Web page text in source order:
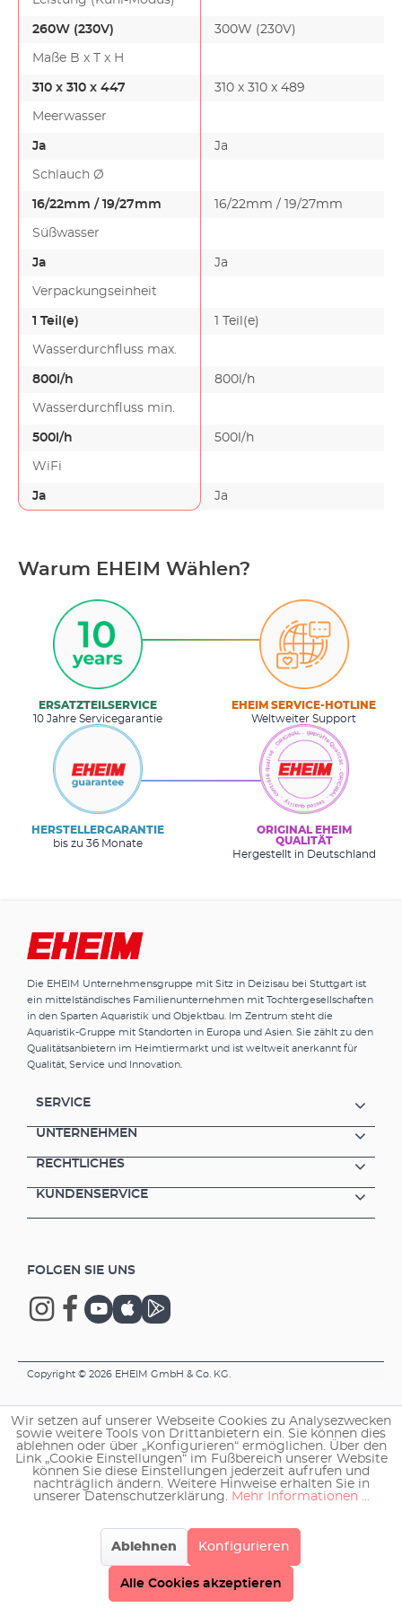
260W (230V) 300W (230V)
Maße B x T x H
310 x 310 x 447 310 x 310 x 489
Meerwasser
Ja Ja
Schlauch Ø
16/22mm / 19/27mm 16/22mm / 19/27mm
Süßwasser
Ja Ja
Verpackungseinheit
1 Teil(e) 1 Teil(e)
Wasserdurchfluss max.
800l/h 800l/h
Wasserdurchfluss min.
500l/h 500l/h
WiFi
Ja Ja
Warum EHEIM Wählen?
ERSATZTEILSERVICE
10 Jahre Servicegarantie
EHEIM SERVICE-HOTLINE
Weltweiter Support
HERSTELLERGARANTIE
bis zu 36 Monate
ORIGINAL EHEIM
QUALITÄT
Hergestellt in Deutschland
Die EHEIM Unternehmensgruppe mit Sitz in Deizisau bei Stuttgart ist
ein mittelständisches Familienunternehmen mit Tochtergesellschaften
in den Sparten Aquaristik und Objektbau. Im Zentrum steht die
Aquaristik-Gruppe mit Standorten in Europa und Asien. Sie zählt zu den
Qualitätsanbietern im Heimtiermarkt und ist weltweit anerkannt für
Qualität, Service und Innovation.
SERVICE
UNTERNEHMEN
RECHTLICHES
KUNDENSERVICE
FOLGEN SIE UNS
Copyright © 2026 EHEIM GmbH & Co. KG.
Wir setzen auf unserer Webseite Cookies zu Analysezwecken
sowie weitere Tools von Drittanbietern ein. Sie können dies
ablehnen oder über „Konfigurieren“ ermöglichen. Über den
Link „Cookie Einstellungen“ im Fußbereich unserer Website
können Sie diese Einstellungen jederzeit aufrufen und
nachträglich ändern. Weitere Hinweise erhalten Sie in
unserer Datenschutzerklärung. Mehr Informationen ...
Ablehnen Konfigurieren
Alle Cookies akzeptieren